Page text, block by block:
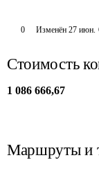
0 Изменён 27 июн.
Стоимость
1 086 666,67
Маршруты и